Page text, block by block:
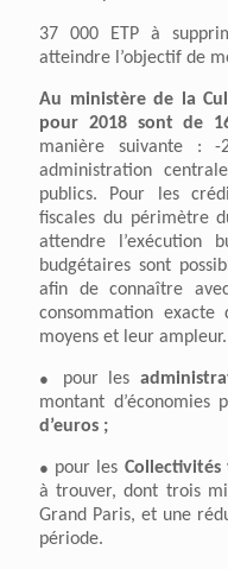
37 000 ETP à
atteindre l’objectif de
Au ministère de la
pour 2018 sont de
manière suivante : -
administration
publics. Pour les
fiscales du périmètre
attendre l’exécution
budgétaires sont
afin de connaître
consommation
moyens et leur ampleur.
● pour les
montant d’économies
d’euros ;
● pour les Collectivités
à trouver, dont trois
Grand Paris, et une
période.